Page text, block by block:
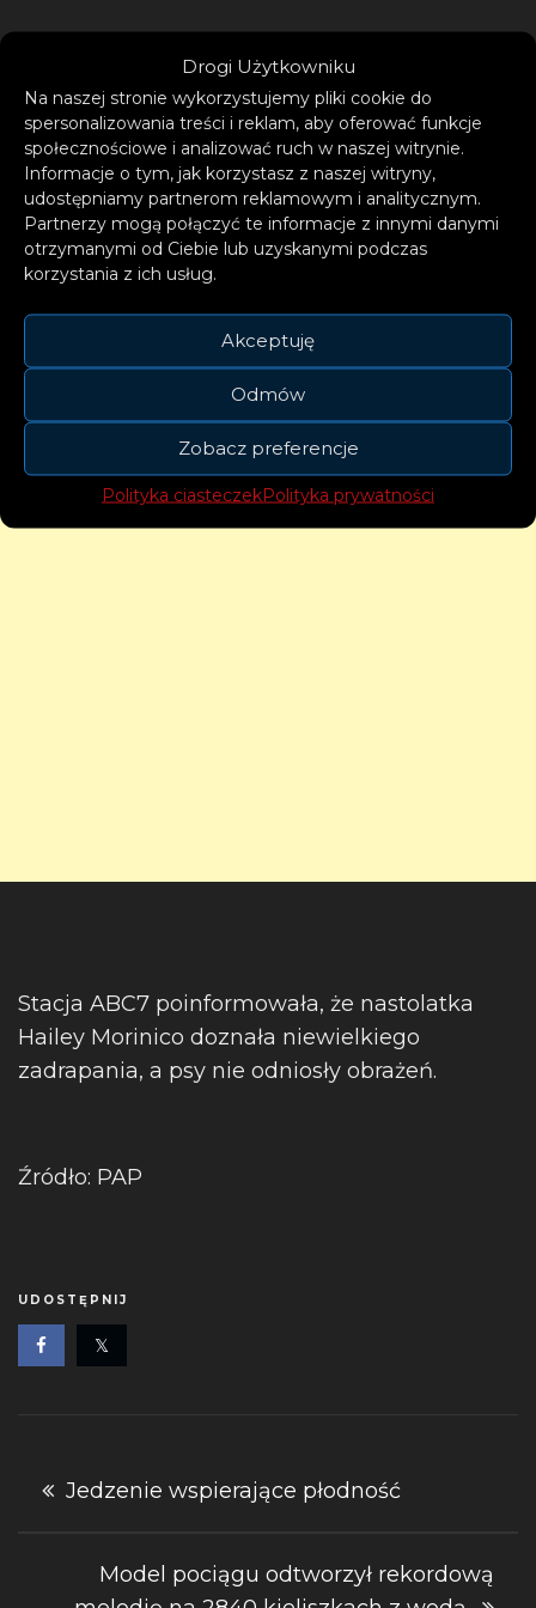
Drogi Użytkowniku
Na naszej stronie wykorzystujemy pliki cookie do
spersonalizowania treści i reklam, aby oferować funkcje
społecznościowe i analizować ruch w naszej witrynie.
Informacje o tym, jak korzystasz z naszej witryny,
udostępniamy partnerom reklamowym i analitycznym.
Partnerzy mogą połączyć te informacje z innymi danymi
otrzymanymi od Ciebie lub uzyskanymi podczas
korzystania z ich usług.
Akceptuję
Odmów
Zobacz preferencje
Polityka ciasteczekPolityka prywatności
Widząca to, co się dzieje 17-latka, biegnie
wtedy w stronę niedźwiedzicy, obiema rękami
spycha ją z murka, podnosi małego psa i
razem z pozostałymi czworonogami ucieka
do domu. Na końcu nagrania niedźwiedzica z
młodymi znika za murkiem.
Stacja ABC7 poinformowała, że nastolatka
Hailey Morinico doznała niewielkiego
zadrapania, a psy nie odniosły obrażeń.
Źródło: PAP
UDOSTĘPNIJ
Nawigacja
Jedzenie wspierające płodność
Model pociągu odtworzył rekordową